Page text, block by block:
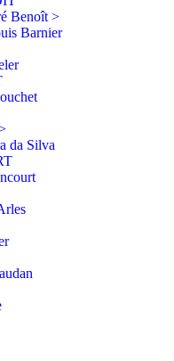
Benoît >
Barnier
da Silva